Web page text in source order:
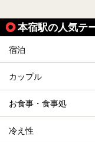
本宿駅の人気テ
宿泊
カップル
お食事・食事処
冷え性